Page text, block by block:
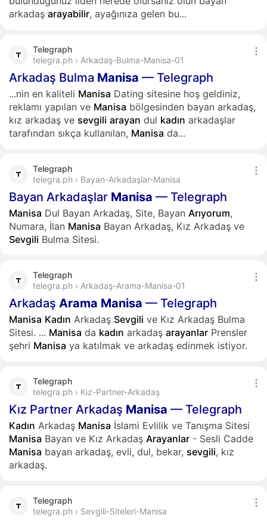
arkadaş arayabilir, ayağınıza gelen bu...
Telegraph
telegra.ph › Arkadaş-Bulma-Manisa-01
Arkadaş Bulma Manisa — Telegraph
...nin en kaliteli Manisa Dating sitesine hoş geldiniz,
reklamı yapılan ve Manisa bölgesinden bayan arkadaş,
kız arkadaş ve sevgili arayan dul kadın arkadaşlar
tarafından sıkça kullanılan, Manisa da...
Telegraph
telegra.ph › Bayan-Arkadaşlar-Manisa
Bayan Arkadaşlar Manisa — Telegraph
Manisa Dul Bayan Arkadaş, Site, Bayan Arıyorum,
Numara, İlan Manisa Bayan Arkadaş, Kız Arkadaş ve
Sevgili Bulma Sitesi.
Telegraph
telegra.ph › Arkadaş-Arama-Manisa-01
Arkadaş Arama Manisa — Telegraph
Manisa Kadın Arkadaş Sevgili ve Kız Arkadaş Bulma
Sitesi. ... Manisa da kadın arkadaş arayanlar Prensler
şehri Manisa ya katılmak ve arkadaş edinmek istiyor.
Telegraph
telegra.ph › Kız-Partner-Arkadaş
Kız Partner Arkadaş Manisa — Telegraph
Kadın Arkadaş Manisa İslami Evlilik ve Tanışma Sitesi
Manisa Bayan ve Kız Arkadaş Arayanlar - Sesli Cadde
Manisa bayan arkadaş, evli, dul, bekar, sevgili, kız
arkadaş.
Telegraph
telegra.ph › Sevgili-Siteleri-Manisa